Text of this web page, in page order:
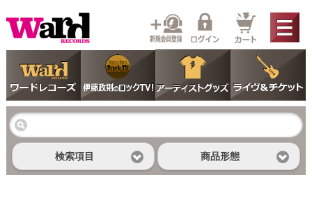
検索項目 商品形態